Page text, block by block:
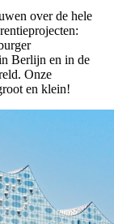
over de hele
Berlijn en in de
Onze
en klein!